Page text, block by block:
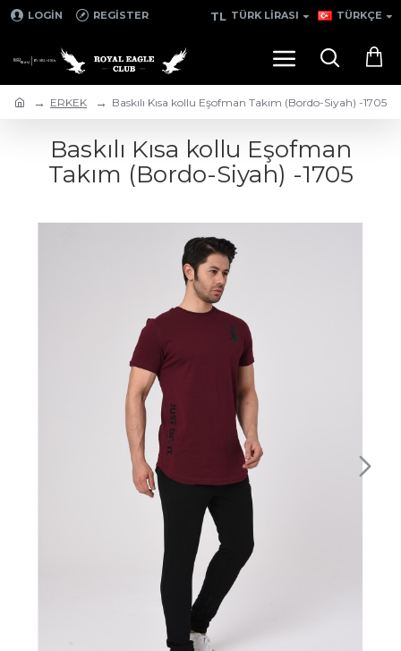
LOGIN REGISTER TL TÜRK LIRASI TÜRKÇE
ERKEK Baskılı Kısa kollu Eşofman Takım (Bordo-Siyah) -1705
Baskılı Kısa kollu Eşofman
Takım (Bordo-Siyah) -1705